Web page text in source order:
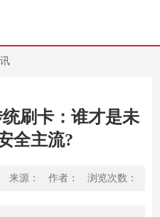
刷卡：谁才是未
全主流?
来源： 作者： 浏览次数：